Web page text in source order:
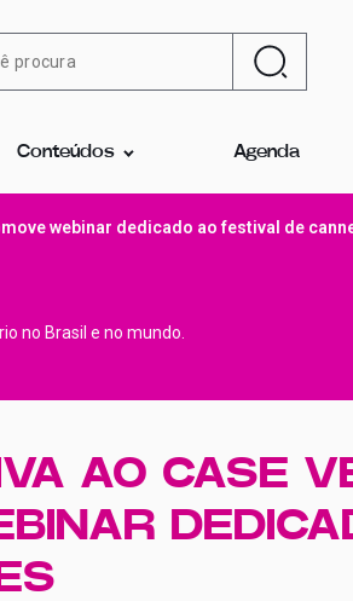
Conteúdos Agenda
webinar dedicado ao festival de
no Brasil e no mundo.
AO CASE